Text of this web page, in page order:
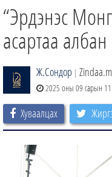
ӨГЛӨӨНИЙ СОНИН
АУДИО ЗОХИОЛ
ЗИНДАА СЭТГҮҮЛ
“Эрдэнэс
асартаа
Ж.Сондор |
2025 оны 09 сарын 11
Хуваалцах